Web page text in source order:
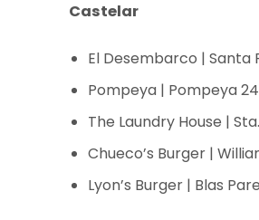
Castelar
El Desembarco | Santa
Pompeya | Pompeya
The Laundry House |
Chueco’s Burger |
Lyon’s Burger | Blas